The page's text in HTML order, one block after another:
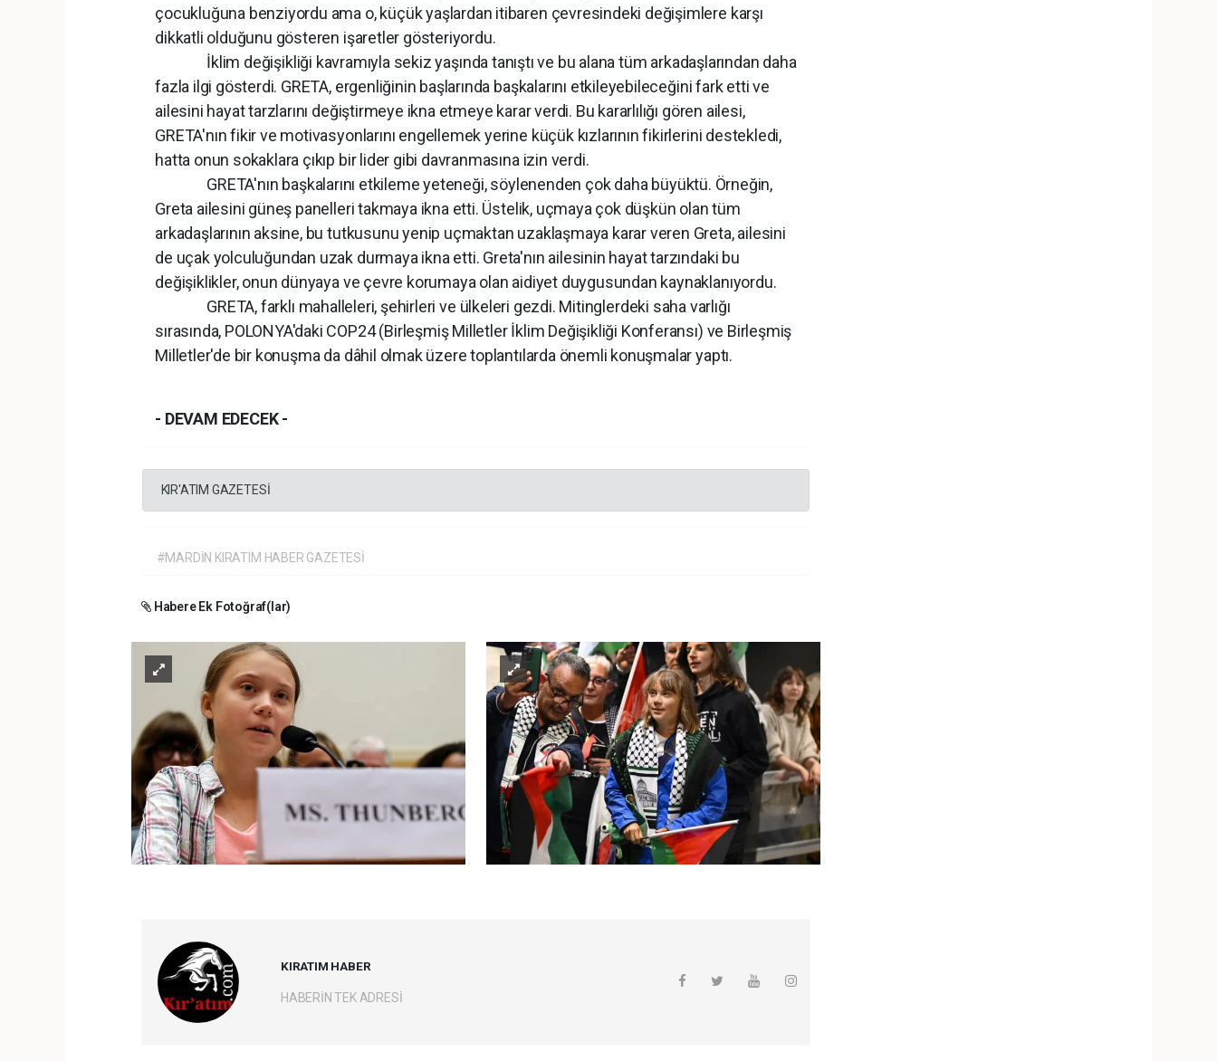
çocukluğuna benziyordu ama o, küçük yaşlardan itibaren çevresindeki değişimlere karşı
dikkatli olduğunu gösteren işaretler gösteriyordu.
İklim değişikliği kavramıyla sekiz yaşında tanıştı ve bu alana tüm arkadaşlarından daha
fazla ilgi gösterdi. GRETA, ergenliğinin başlarında başkalarını etkileyebileceğini fark etti ve
ailesini hayat tarzlarını değiştirmeye ikna etmeye karar verdi. Bu kararlılığı gören ailesi,
GRETA'nın fikir ve motivasyonlarını engellemek yerine küçük kızlarının fikirlerini destekledi,
hatta onun sokaklara çıkıp bir lider gibi davranmasına izin verdi.
GRETA'nın başkalarını etkileme yeteneği, söylenenden çok daha büyüktü. Örneğin,
Greta ailesini güneş panelleri takmaya ikna etti. Üstelik, uçmaya çok düşkün olan tüm
arkadaşlarının aksine, bu tutkusunu yenip uçmaktan uzaklaşmaya karar veren Greta, ailesini
de uçak yolculuğundan uzak durmaya ikna etti. Greta'nın ailesinin hayat tarzındaki bu
değişiklikler, onun dünyaya ve çevre korumaya olan aidiyet duygusundan kaynaklanıyordu.
GRETA, farklı mahalleleri, şehirleri ve ülkeleri gezdi. Mitinglerdeki saha varlığı
sırasında, POLONYA'daki COP24 (Birleşmiş Milletler İklim Değişikliği Konferansı) ve Birleşmiş
Milletler'de bir konuşma da dâhil olmak üzere toplantılarda önemli konuşmalar yaptı.
- DEVAM EDECEK -
KIR'ATIM GAZETESİ
#MARDİN KIRATIM HABER GAZETESİ
Habere Ek Fotoğraf(lar)
KIRATIM HABER
HABERİN TEK ADRESİ